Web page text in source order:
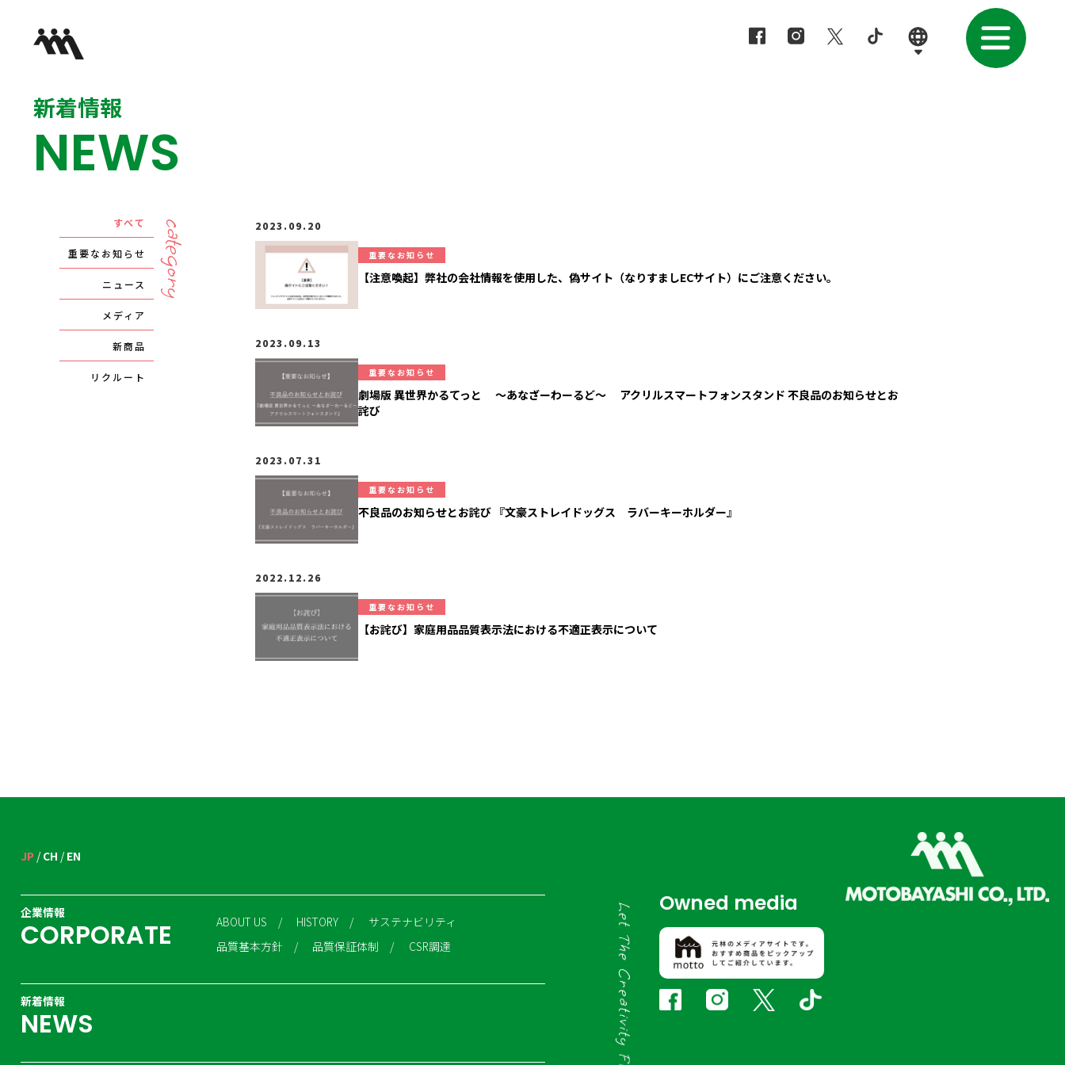
新着情報
NEWS
category
すべて
重要なお知らせ
ニュース
メディア
新商品
リクルート
2023.09.20
重要なお知らせ
【注意喚起】弊社の会社情報を使用した、偽サイト（なりすましECサイト）にご注意ください。
2023.09.13
重要なお知らせ
劇場版 異世界かるてっと ～あなざーわーるど～ アクリルスマートフォンスタンド 不良品のお知らせとお
詫び
2023.07.31
重要なお知らせ
不良品のお知らせとお詫び 『文豪ストレイドッグス ラバーキーホルダー』
2022.12.26
重要なお知らせ
【お詫び】家庭用品品質表示法における不適正表示について
JP CH EN
企業情報
CORPORATE ABOUT US HISTORY
サステナビリティ
品質基本方針
品質保証体制 CSR調達
新着情報
NEWS
Owned media